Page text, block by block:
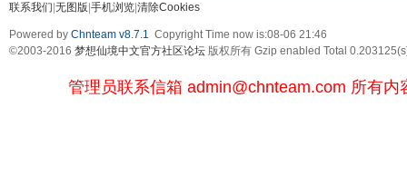
联系我们 无图版 手机浏览 清除Cookies
Powered by Chnteam v8.7.1 Copyright Time now is:08-06 21:46
©2003-2016 梦想仙境中文官方社区论坛 版权所有 Gzip enabled Total
管理员联系信箱 admin@chnteam.com 所有内